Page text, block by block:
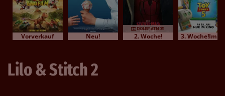
Vorverkauf Neu! 2. Woche!
Lilo & Stitch 2